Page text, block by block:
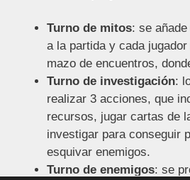
Turno de mitos: se
a la partida y cada jugador
mazo de encuentros,
Turno de investigación:
realizar 3 acciones, que
recursos, jugar cartas de
investigar para conseguir
esquivar enemigos.
Turno de enemigos: se